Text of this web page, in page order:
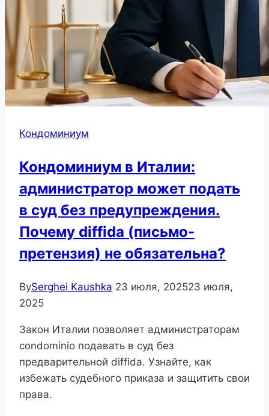
Кондоминиум
Кондоминиум в Италии:
администратор может подать
в суд без предупреждения.
Почему diffida (письмо-
претензия) не обязательна?
BySerghei Kaushka 23 июля, 202523 июля,
2025
Закон Италии позволяет администраторам
condominio подавать в суд без
предварительной diffida. Узнайте, как
избежать судебного приказа и защитить свои
права.